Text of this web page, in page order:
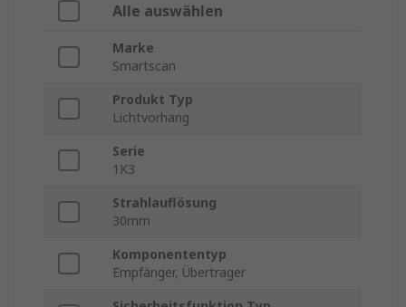
Alle auswählen
Marke
Smartscan
Produkt Typ
Lichtvorhang
Serie
1K3
Strahlauflösung
30mm
Komponententyp
Empfänger, Übertrager